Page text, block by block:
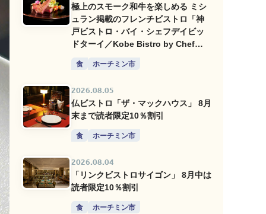
極上のスモーク和牛を楽しめる ミシ
ュラン掲載のフレンチビストロ「神
戸ビストロ・バイ・シェフデイビッ
ドターイ／Kobe Bistro by Chef
食 ホーチミン市
2026.08.05
仏ビストロ「ザ・マックハウス」 8月
末まで読者限定10％割引
食 ホーチミン市
2026.08.04
「リンクビストロサイゴン」 8月中は
読者限定10％割引
食 ホーチミン市